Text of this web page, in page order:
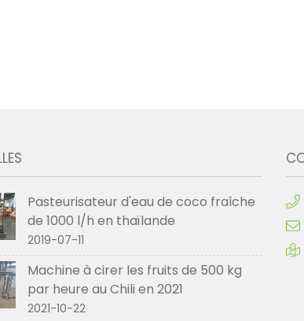
Pasteurisateur d'eau de coco fraîche
de 1000 l/h en thaïlande
2019-07-11
Machine à cirer les fruits de 500 kg
par heure au Chili en 2021
2021-10-22